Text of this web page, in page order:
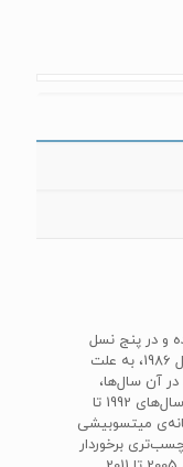
در سال 1986 آغاز شده و در پنج نسل
ادامه دارد. آزرا در ابتدای تولیدش یعنی سال 1986، به علت
آن سال‌ها،
فروش خوبی در بازارهای جهانی نداشت؛ در سال‌های 1992 تا
میتسوبیشی
برخوردار